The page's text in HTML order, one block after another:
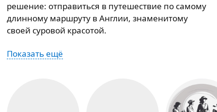
решение: отправиться в путешествие по самому
длинному маршруту в Англии, знаменитому
своей суровой красотой.
Показать ещё